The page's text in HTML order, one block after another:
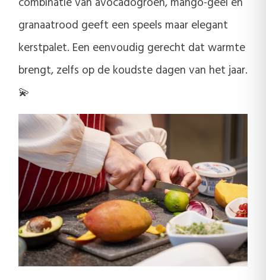
granaatrood geeft een speels maar elegant
kerstpalet. Een eenvoudig gerecht dat warmte
brengt, zelfs op de koudste dagen van het jaar.
💫